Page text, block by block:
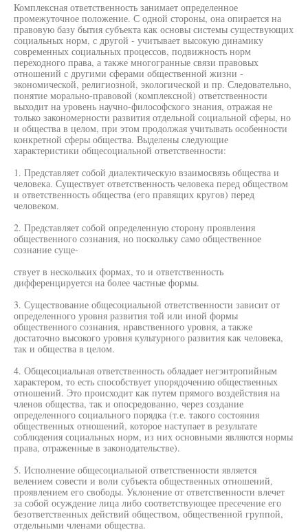
Комплексная ответственность занимает определенное
промежуточное положение. С одной стороны, она опирается на
правовую базу бытия субъекта как основы системы существующих
социальных норм, с другой - учитывает высокую динамику
современных социальных процессов, подвижность норм
переходного права, а также многогранные связи правовых
отношений с другими сферами общественной жизни -
экономической, религиозной, экологической и пр. Следовательно,
понятие морально-правовой (комплексной) ответственности
выходит на уровень научно-философского знания, отражая не
только закономерности развития отдельной социальной сферы, но
и общества в целом, при этом продолжая учитывать особенности
конкретной сферы общества. Выделены следующие
характеристики общесоциальной ответственности:
1. Представляет собой диалектическую взаимосвязь общества и
человека. Существует ответственность человека перед обществом
и ответственность общества (его правящих кругов) перед
человеком.
2. Представляет собой определенную сторону проявления
общественного сознания, но поскольку само общественное
сознание суще-
ствует в нескольких формах, то и ответственность
дифференцируется на более частные формы.
3. Существование общесоциальной ответственности зависит от
определенного уровня развития той или иной формы
общественного сознания, нравственного уровня, а также
достаточно высокого уровня культурного развития как человека,
так и общества в целом.
4. Общесоциальная ответственность обладает негэнтропийным
характером, то есть способствует упорядочению общественных
отношений. Это происходит как путем прямого воздействия на
членов общества, так и опосредованно, через создание
определенного социального порядка (т.е. такого состояния
общественных отношений, которое наступает в результате
соблюдения социальных норм, из них основными являются нормы
права, отраженные в законодательстве).
5. Исполнение общесоциальной ответственности является
велением совести и воли субъекта общественных отношений,
проявлением его свободы. Уклонение от ответственности влечет
за собой осуждение лица либо соответствующее пресечение его
безответственных действий обществом, общественной группой,
отдельными членами общества.